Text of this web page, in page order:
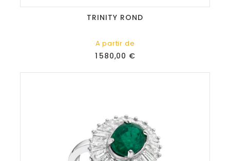
TRINITY ROND
A partir de
Prix
1 580,00 €